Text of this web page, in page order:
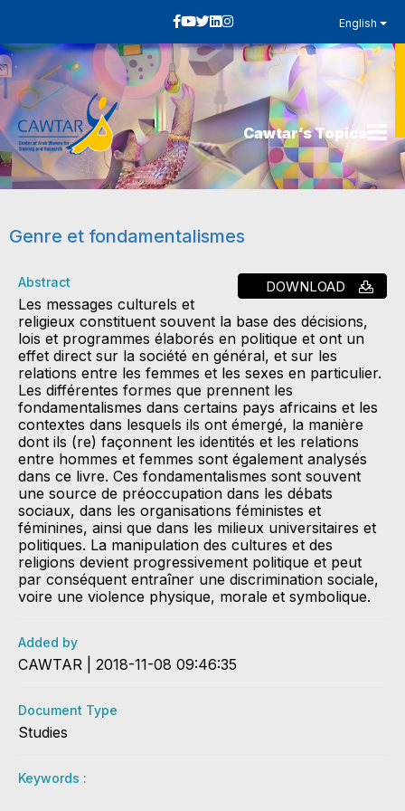
English
Cawtar’s Topics
Genre et fondamentalismes
DOWNLOAD
Abstract
Les messages culturels et
religieux constituent souvent la base des décisions,
lois et programmes élaborés en politique et ont un
effet direct sur la société en général, et sur les
relations entre les femmes et les sexes en particulier.
Les différentes formes que prennent les
fondamentalismes dans certains pays africains et les
contextes dans lesquels ils ont émergé, la manière
dont ils (re) façonnent les identités et les relations
entre hommes et femmes sont également analysés
dans ce livre. Ces fondamentalismes sont souvent
une source de préoccupation dans les débats
sociaux, dans les organisations féministes et
féminines, ainsi que dans les milieux universitaires et
politiques. La manipulation des cultures et des
religions devient progressivement politique et peut
par conséquent entraîner une discrimination sociale,
voire une violence physique, morale et symbolique.
Added by
CAWTAR | 2018-11-08 09:46:35
Document Type
Studies
Keywords :